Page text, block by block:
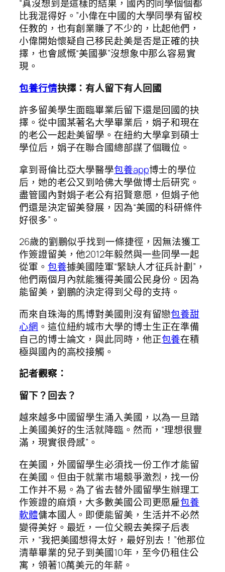
“真沒想到是這樣的結果，國內的同學個個都
比我混得好。”小偉在中國的大學同學有留校
任教的，也有創業賺了不少的，比起他們，
小偉開始懷疑自己移民赴美是否是正確的抉
擇，也會感慨“美國夢”沒想象中那么容易實
現。
包養行情抉擇：有人留下有人回國
許多留美學生面臨畢業后留下還是回國的抉
擇。從中國某著名大學畢業后，娟子和現在
的老公一起赴美留學。在紐約大學拿到碩士
學位后，娟子在聯合國總部謀了個職位。
拿到哥倫比亞大學醫學包養app博士的學位
后，她的老公又到哈佛大學做博士后研究。
盡管國內對娟子老公有招賢意愿，但娟子他
們還是決定留美發展，因為“美國的科研條件
好很多”。
26歲的劉鵬似乎找到一條捷徑，因無法獲工
作簽證留美，他2012年毅然與一些同學一起
從軍。 包養據美國陸軍“緊缺人才征兵計劃”，
他們兩個月內就能獲得美國公民身份。因為
能留美，劉鵬的決定得到父母的支持。
而來自珠海的馬博對美國則沒有留戀包養甜
心網 。這位紐約城市大學的博士生正在準備
自己的博士論文，與此同時，他正包養在積
極與國內的高校接觸。
記者觀察：
留下？回去？
越來越多中國留學生涌入美國，以為一旦踏
上美國美好的生活就降臨。然而，“理想很豐
滿，現實很骨感”。
在美國，外國留學生必須找一份工作才能留
在美國。但由于就業市場競爭激烈，找一份
工作并不易。為了省去替外國留學生辦理工
作簽證的麻煩，大多數美國公司更愿雇包養
軟體傭本國人。即便能留美，生活并不必然
變得美好。最近，一位父親去美探子后表
示，“我把美國想得太好，最好別去！”他那位
清華畢業的兒子到美國10年，至今仍租住公
寓，領著10萬美元的年薪。